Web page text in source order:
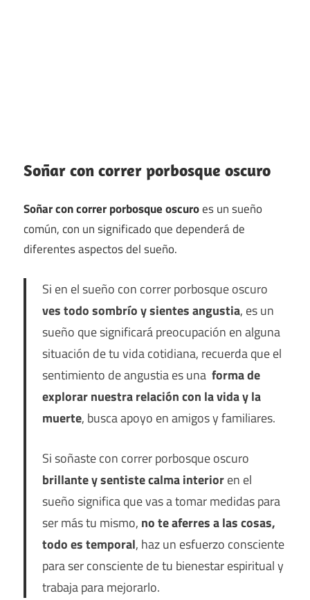
Soñar con correr porbosque oscuro
Soñar con correr porbosque oscuroes un sueño
común, con un significado que dependerá de
diferentes aspectos del sueño.
Si en el sueño con correr porbosque oscuro
ves todo sombrío y sientes angustia, es un
sueño que significará preocupación en alguna
situación de tu vida cotidiana, recuerda que el
sentimiento de angustia es una forma de
explorar nuestra relación con la vida y la
muerte, busca apoyo en amigos y familiares.
Si soñaste con correr porbosque oscuro
brillante y sentiste calma interioren el
sueño significa que vas a tomar medidas para
ser más tu mismo, no te aferres a las cosas,
todo es temporal, haz un esfuerzo consciente
para ser consciente de tu bienestar espiritual y
trabaja para mejorarlo.